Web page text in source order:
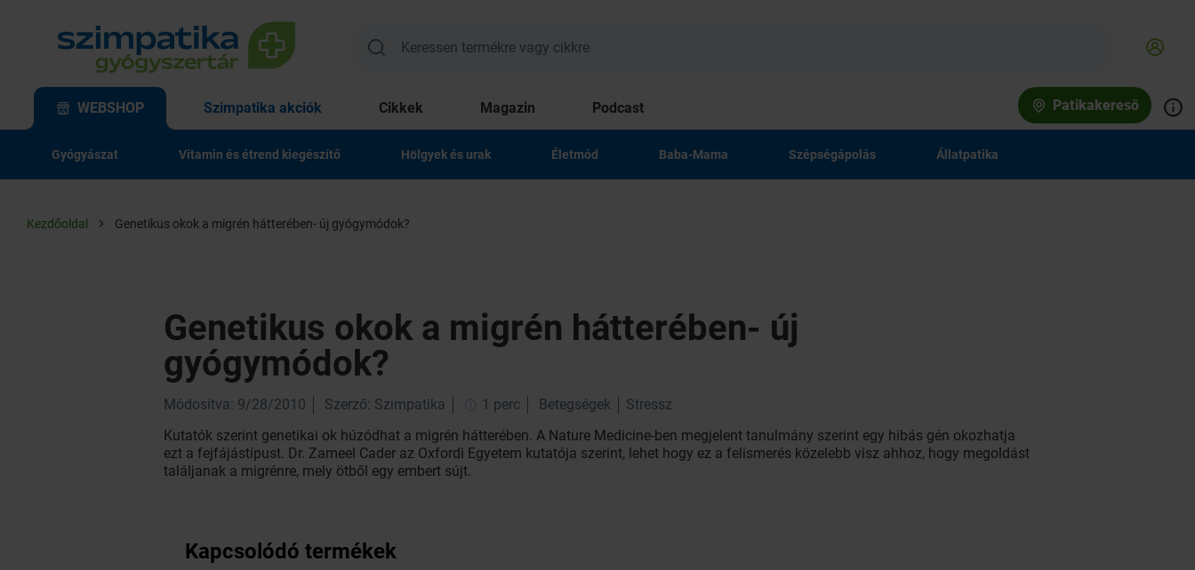
WEBSHOP Szimpatika akciók Cikkek Magazin Podcast Patikakereső
Gyógyászat Vitamin és étrend kiegészítő Hölgyek és urak Életmód Baba-Mama Szépségápolás Állatpatika
Kezdőoldal Genetikus okok a migrén hátterében- új gyógymódok?
Genetikus okok a migrén hátterében- új
gyógymódok?
Módosítva: 9/28/2010 Szerző: Szimpatika 1 perc Betegségek
Stressz
Kutatók szerint genetikai ok húzódhat a migrén hátterében. A Nature Medicine-ben megjelent tanulmány szerint egy hibás gén okozhatja
ezt a fejfájástípust. Dr. Zameel Cader az Oxfordi Egyetem kutatója szerint, lehet hogy ez a felismerés közelebb visz ahhoz, hogy megoldást
találjanak a migrénre, mely ötből egy embert sújt.
Kapcsolódó termékek